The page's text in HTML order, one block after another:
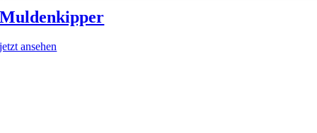
Muldenkipper
jetzt ansehen